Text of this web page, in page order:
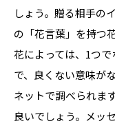
しょう。贈る相手の
の「花言葉」を持つ
花によっては、1つ
で、良くない意味が
ネットで調べられま
良いでしょう。メッ